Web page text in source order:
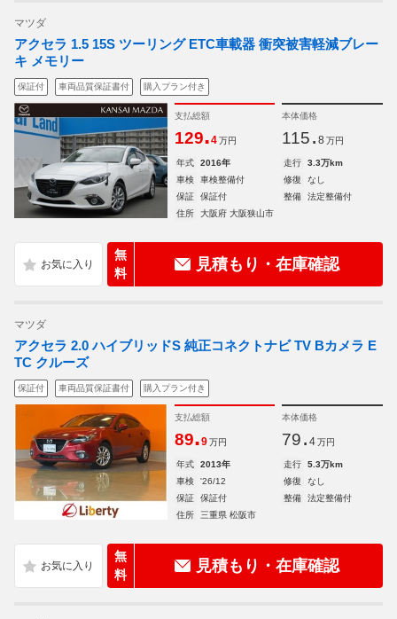
マツダ
アクセラ 1.5 15S ツーリング ETC車載器 衝突被害軽減ブレー
キ メモリー
保証付 車両品質保証書付 購入プラン付き
支払総額
129.4 万円
本体価格
115. 8 万円
年式 2016年 走行
3.3万km
車検
車検整備付 修復
なし
保証
保証付 整備
法定整備付
住所
大阪府 大阪狭山市
無
料
見積もり・在庫確認
マツダ
アクセラ 2.0 ハイブリッドS 純正コネクトナビ TV Bカメラ E
TC クルーズ
保証付 車両品質保証書付 購入プラン付き
支払総額
89.9 万円
本体価格
79. 4 万円
年式 2013年 走行
5.3万km
車検
'26/12 修復
なし
保証
保証付 整備
法定整備付
住所
三重県 松阪市
無
料
見積もり・在庫確認